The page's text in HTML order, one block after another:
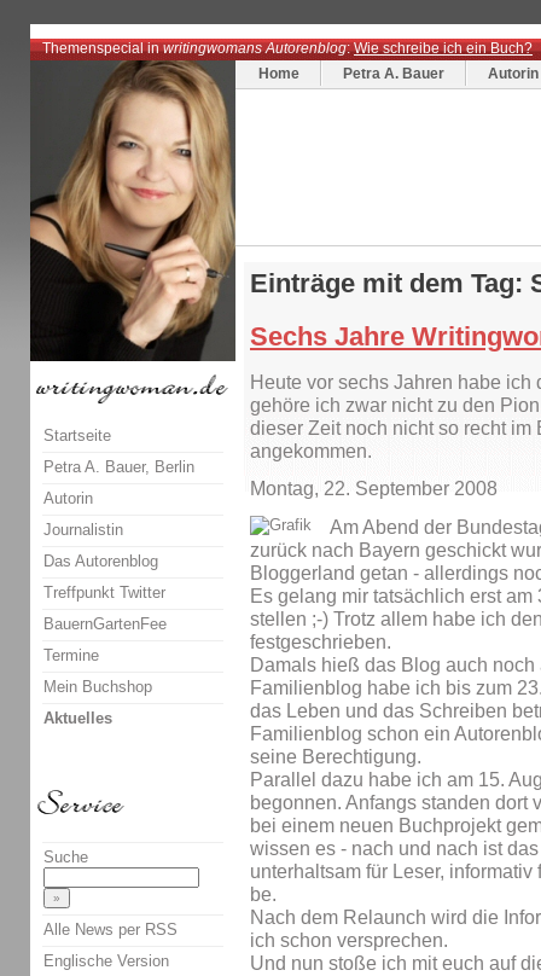
Themenspecial inwritingwomans Autorenblog:Wie schreibe ich ein Buch?
Home
Petra A. Bauer Autorin
Einträge mit dem Tag:
Sechs Jahre
Heute vor sechs Jahren habe
gehöre ich zwar nicht zu den
dieser Zeit noch nicht so recht
angekommen.
Montag, 22. September 2008
Am Abend der
zurück nach Bayern geschickt
Bloggerland getan - allerdings
Es gelang mir tatsächlich erst
stellen ;-) Trotz allem habe ich
festgeschrieben.
Damals hieß das Blog auch
Familienblog habe ich bis zum
das Leben und das Schreiben
Familienblog schon ein
seine Berechtigung.
Parallel dazu habe ich am 15.
begonnen. Anfangs standen dort
bei einem neuen Buchprojekt
wissen es - nach und nach ist
unterhaltsam für Leser,
be.
Nach dem Relaunch wird die
ich schon versprechen.
Und nun stoße ich mit euch auf
Startseite
Petra A. Bauer, Berlin
Autorin
Journalistin
Das Autorenblog
Treffpunkt Twitter
BauernGartenFee
Termine
Mein Buchshop
Aktuelles
Suche
Alle News per RSS
Englische Version